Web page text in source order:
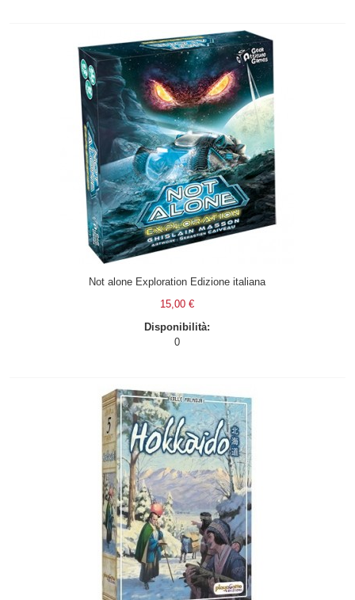
Not alone Exploration Edizione italiana
15,00 €
Disponibilità:
0